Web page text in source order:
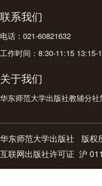
联系我们
电话：021-60821632
工作时间：8:30-11:15 13:15-
关于我们
华东师范大学出版社教辅分社
华东师范大学出版社
版权
互联网出版社许可证 沪